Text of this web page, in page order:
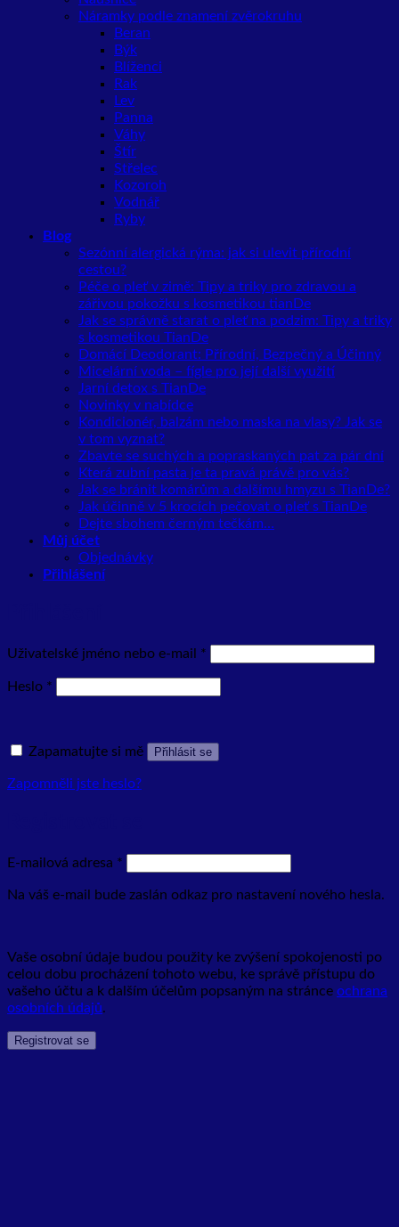
Náramky podle znamení zvěrokruhu
Beran
Býk
Blíženci
Rak
Lev
Panna
Váhy
Štír
Střelec
Kozoroh
Vodnář
Ryby
Blog
Sezónní alergická rýma: jak si ulevit přírodní
cestou?
Péče o pleť v zimě: Tipy a triky pro zdravou a
zářivou pokožku s kosmetikou tianDe
Jak se správně starat o pleť na podzim: Tipy a triky
s kosmetikou TianDe
Domácí Deodorant: Přírodní, Bezpečný a Účinný
Micelární voda – fígle pro její další využití
Jarní detox s TianDe
Novinky v nabídce
Kondicionér, balzám nebo maska na vlasy? Jak se
v tom vyznat?
Zbavte se suchých a popraskaných pat za pár dní
Která zubní pasta je ta pravá právě pro vás?
Jak se bránit komárům a dalšímu hmyzu s TianDe?
Jak účinně v 5 krocích pečovat o pleť s TianDe
Dejte sbohem černým tečkám…
Můj účet
Objednávky
Přihlášení
Uživatelské jméno nebo e-mail *
Heslo *
Zapamatujte si mě Přihlásit se
Zapomněli jste heslo?
E-mailová adresa *
Na váš e-mail bude zaslán odkaz pro nastavení nového hesla.
Vaše osobní údaje budou použity ke zvýšení spokojenosti po
celou dobu procházení tohoto webu, ke správě přístupu do
vašeho účtu a k dalším účelům popsaným na stránce ochrana
osobních údajů.
Registrovat se